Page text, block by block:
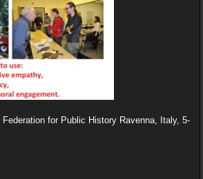
for Public History Ravenna, Italy, 5-